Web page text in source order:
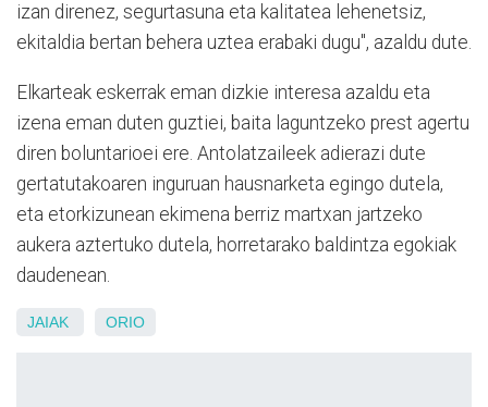
izan direnez, segurtasuna eta kalitatea lehenetsiz,
ekitaldia bertan behera uztea erabaki dugu", azaldu dute.
Elkarteak eskerrak eman dizkie interesa azaldu eta
izena eman duten guztiei, baita laguntzeko prest agertu
diren boluntarioei ere. Antolatzaileek adierazi dute
gertatutakoaren inguruan hausnarketa egingo dutela,
eta etorkizunean ekimena berriz martxan jartzeko
aukera aztertuko dutela, horretarako baldintza egokiak
daudenean.
JAIAK ORIO